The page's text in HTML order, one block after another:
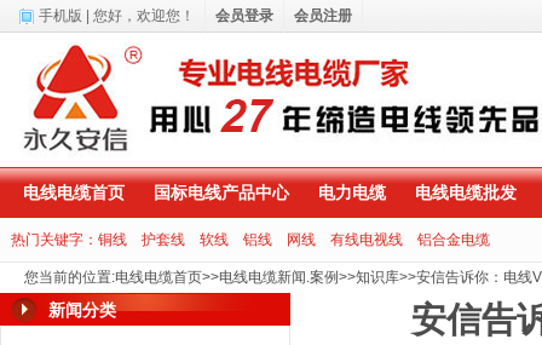
电线电缆首页 国标电线产品中心 电力电缆 电线电缆批发
热门关键字： 铜线 护套线 软线 铝线 网线 有线电视线 铝合金电缆
您当前的位置:电线电缆首页>>电线电缆新闻.案例>>知识库>>安信告诉你：电线
新闻分类 安信告
手机版 | 您好， 欢迎您！ 会员登录 会员注册